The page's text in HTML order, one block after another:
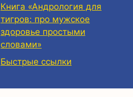
Книга «Андрология для
тигров: про мужское
здоровье простыми
словами»
Быстрые ссылки